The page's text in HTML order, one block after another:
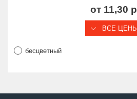
от 11,30
ВСЕ
бесцветный